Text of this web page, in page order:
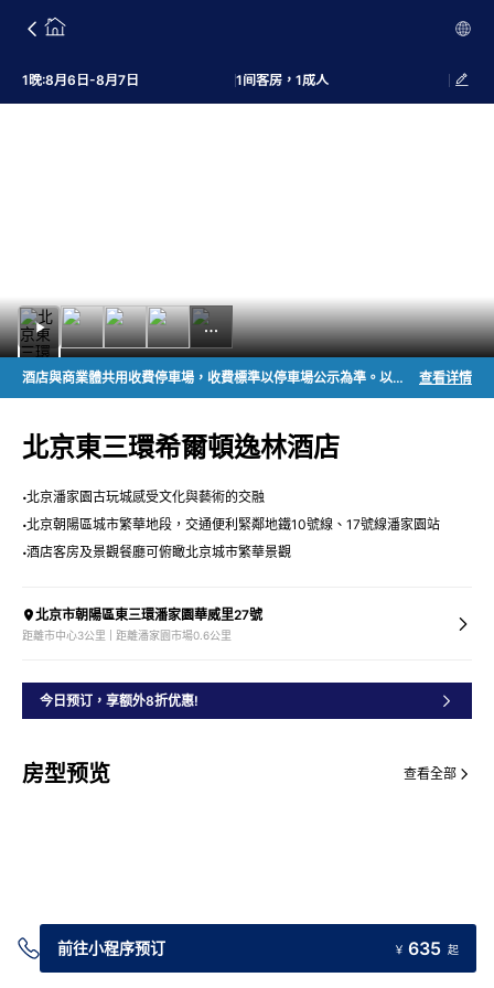
1晚:8月6日-8月7日 1间客房，1成人
酒店與商業體共用收費停車場，收費標準以停車場公示為準。以上信息對您造成的不便我們深表歉意，感謝您的理解與支持！ 查看详情
北京東三環希爾頓逸林酒店
北京潘家園古玩城感受文化與藝術的交融
北京朝陽區城市繁華地段，交通便利緊鄰地鐵10號線、17號線潘家園站
酒店客房及景觀餐廳可俯瞰北京城市繁華景觀
北京市朝陽區東三環潘家園華威里27號
距離市中心3公里 | 距離潘家園市場0.6公里
今日预订，享额外8折优惠!
房型预览 查看全部
前往小程序预订 ￥ 635 起